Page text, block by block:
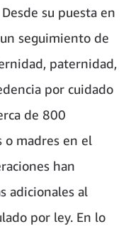
su puesta en
seguimiento de
paternidad,
por cuidado
de 800
o madres en el
han
adicionales al
por ley. En lo